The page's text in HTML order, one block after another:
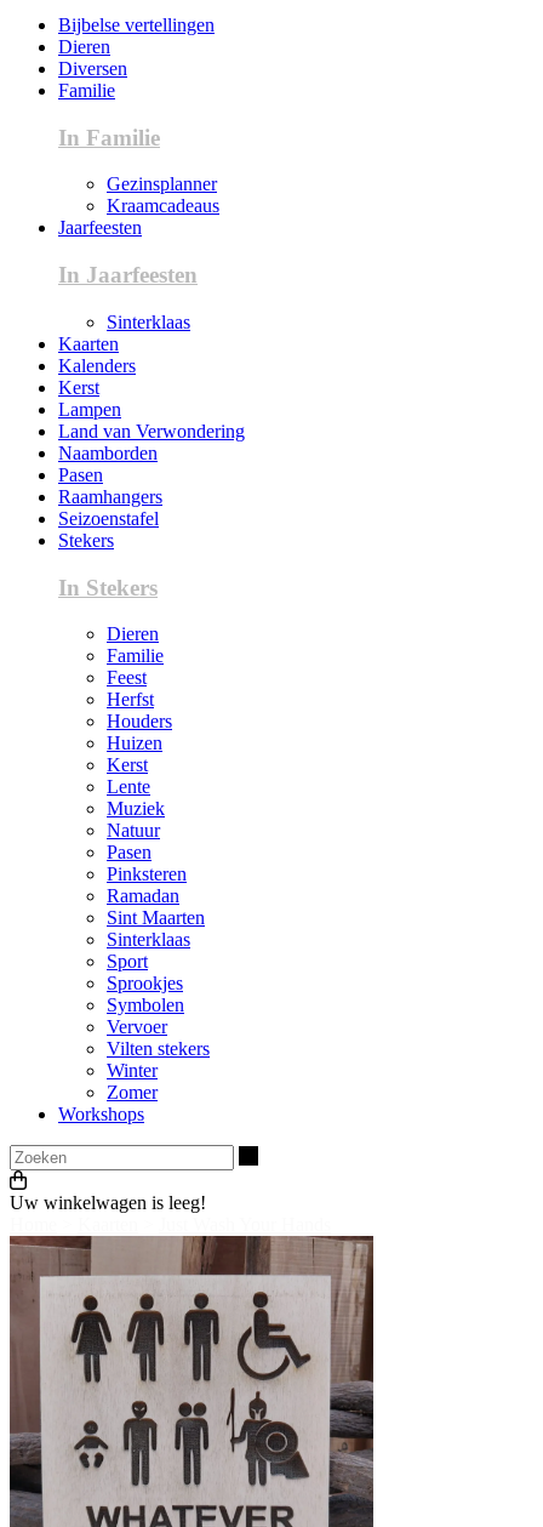
Bijbelse vertellingen
Dieren
Diversen
Familie
In Familie
Gezinsplanner
Kraamcadeaus
Jaarfeesten
In Jaarfeesten
Sinterklaas
Kaarten
Kalenders
Kerst
Lampen
Land van Verwondering
Naamborden
Pasen
Raamhangers
Seizoenstafel
Stekers
In Stekers
Dieren
Familie
Feest
Herfst
Houders
Huizen
Kerst
Lente
Muziek
Natuur
Pasen
Pinksteren
Ramadan
Sint Maarten
Sinterklaas
Sport
Sprookjes
Symbolen
Vervoer
Vilten stekers
Winter
Zomer
Workshops
Uw winkelwagen is leeg!